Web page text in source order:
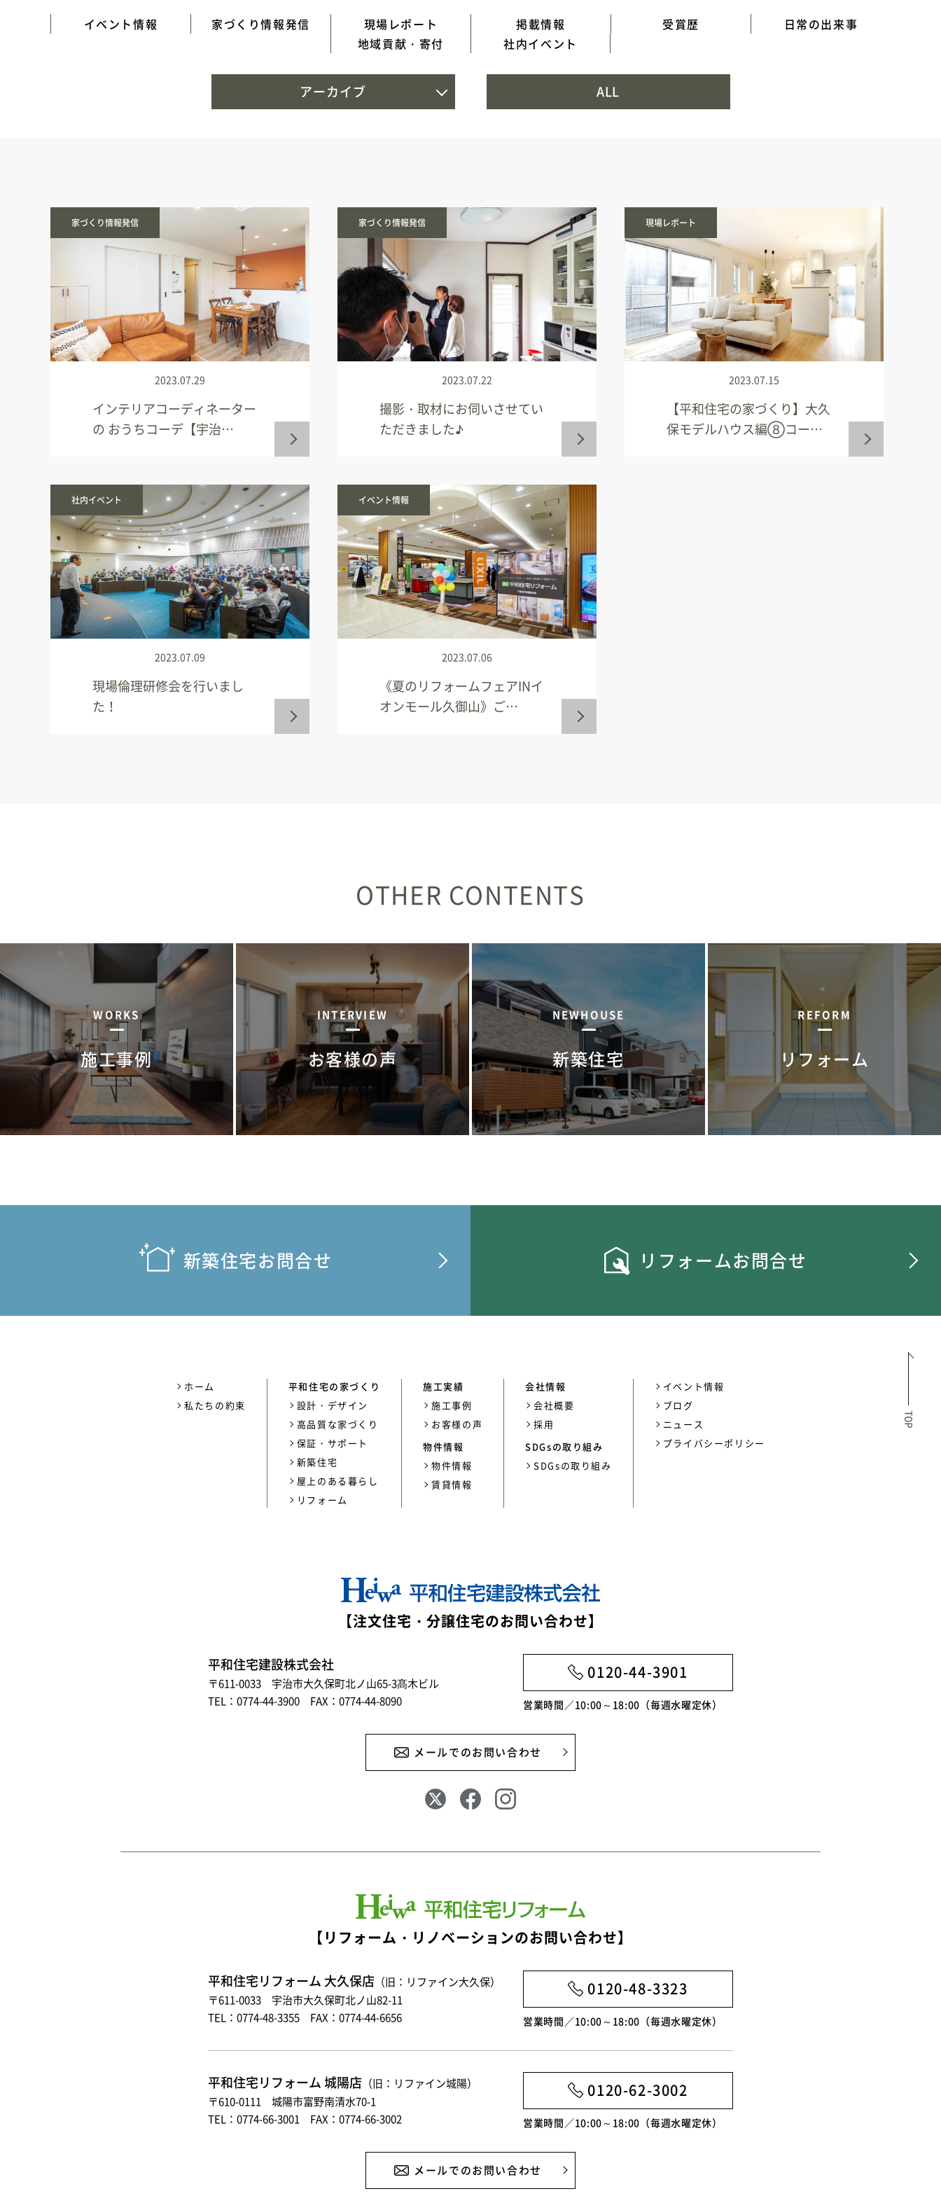
イベント情報 家づくり情報発信 現場レポート 掲載情報 受賞歴
日常の出来事
地域貢献・寄付
社内イベント
アーカイブ ALL
家づくり情報発信
2023.07.29
インテリアコーディネーター
の おうちコーデ【宇治…
家づくり情報発信
2023.07.22
撮影・取材にお伺いさせてい
ただきました♪
現場レポート
2023.07.15
【平和住宅の家づくり】大久
保モデルハウス編⑧コー…
社内イベント
2023.07.09
現場倫理研修会を行いまし
た！
イベント情報
2023.07.06
《夏のリフォームフェアINイ
オンモール久御山》ご…
OTHER CONTENTS
WORKS
施工事例
INTERVIEW
お客様の声
NEWHOUSE
新築住宅
REFORM
リフォーム
新築住宅お問合せ リフォームお問合せ
ホーム
私たちの約束
平和住宅の家づくり
設計・デザイン
高品質な家づくり
保証・サポート
新築住宅
屋上のある暮らし
リフォーム
施工実績
施工事例
お客様の声
物件情報
物件情報
賃貸情報
会社情報
会社概要
採用
SDGsの取り組み
SDGsの取り組み
イベント情報
ブログ
ニュース
プライバシーポリシー
【注文住宅・分譲住宅のお問い合わせ】
平和住宅建設株式会社
〒611-0033 宇治市大久保町北ノ山65-3髙木ビル
TEL：0774-44-3900 FAX：0774-44-8090
0120-44-3901
営業時間／10:00～18:00（毎週水曜定休）
メールでのお問い合わせ
【リフォーム・リノベーションのお問い合わせ】
平和住宅リフォーム 大久保店 （旧：リファイン大久保）
〒611-0033 宇治市大久保町北ノ山82-11
TEL：0774-48-3355 FAX：0774-44-6656
0120-48-3323
営業時間／10:00～18:00（毎週水曜定休）
平和住宅リフォーム 城陽店 （旧：リファイン城陽）
〒610-0111 城陽市富野南清水70-1
TEL：0774-66-3001 FAX：0774-66-3002
0120-62-3002
営業時間／10:00～18:00（毎週水曜定休）
メールでのお問い合わせ